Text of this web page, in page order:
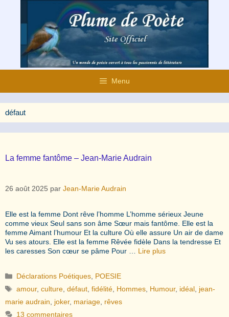
contenu
Menu
défaut
La femme fantôme – Jean-Marie Audrain
26 août 2025 par Jean-Marie Audrain
Elle est la femme Dont rêve l’homme L’homme sérieux Jeune
comme vieux Seul sans son âme Sœur mais fantôme. Elle est la
femme Aimant l’humour Et la culture Où elle assure Un air de dame
Vu ses atours. Elle est la femme Rêvée fidèle Dans la tendresse Et
les caresses Son cœur se pâme Pour … Lire plus
Catégories
Déclarations Poétiques POESIE
Étiquettes
amour,culture ,défaut ,fidélité Hommes Humour, idéal jean-
marie audrain
joker, mariage rêves
13 commentaires